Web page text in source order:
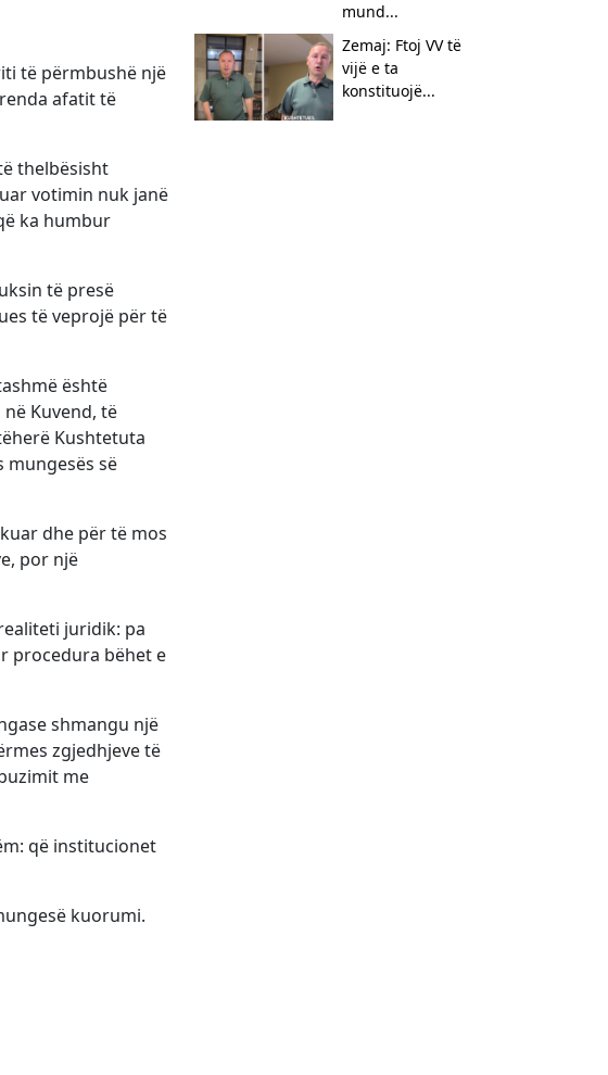
të përmbushë një
afatit të
thelbësisht
votimin nuk janë
ka humbur
të presë
të veprojë për të
është
Kuvend, të
Kushtetuta
së
dhe për të mos
por një
juridik: pa
procedura bëhet e
shmangu një
zgjedhjeve të
me
që institucionet
kuorumi.
mund...
Zemaj: Ftoj VV të
vijë e ta
konstituojë...